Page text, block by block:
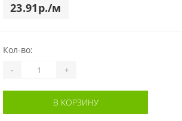
23.91р./м
Кол-во:
- +
В КОРЗИНУ